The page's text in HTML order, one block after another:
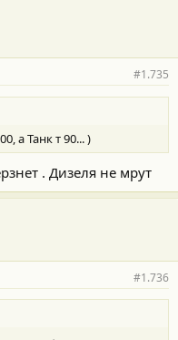
#1.735
а Танк т 90... )
. Дизеля не мрут
#1.736